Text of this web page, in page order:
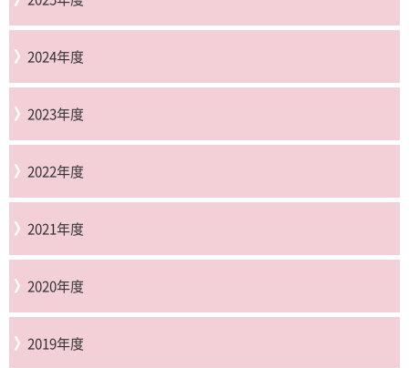
2024年度
2023年度
2022年度
2021年度
2020年度
2019年度